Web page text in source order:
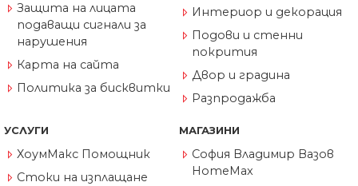
Защита на лицата
подаващи сигнали за
нарушения
Карта на сайта
Политика за бисквитки
Интериор и декорация
Подови и стенни
покрития
Двор и градина
Разпродажба
УСЛУГИ
ХоумМакс Помощник
Стоки на изплащане
МАГАЗИНИ
София Владимир Вазов
HomeMax